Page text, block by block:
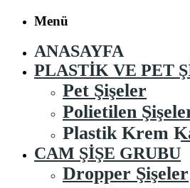
Menü
ANASAYFA
PLASTIK VE PET
Pet Şişeler
Polietilen
Plastik Krem
CAM ŞIŞE GRUBU
Dropper Şişeler